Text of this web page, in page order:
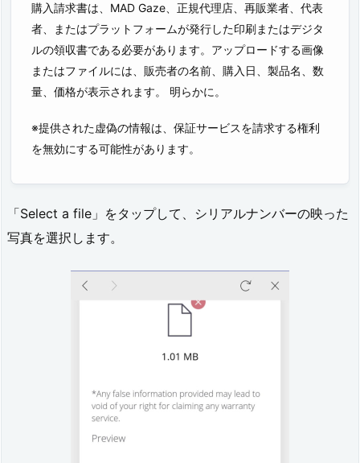
購入請求書は、MAD Gaze、正規代理店、再販業者、代表
者、またはプラットフォームが発行した印刷またはデジタ
ルの領収書である必要があります。アップロードする画像
またはファイルには、販売者の名前、購入日、製品名、数
量、価格が表示されます。 明らかに。
※提供された虚偽の情報は、保証サービスを請求する権利
を無効にする可能性があります。
「Select a file」をタップして、シリアルナンバーの映った
写真を選択します。